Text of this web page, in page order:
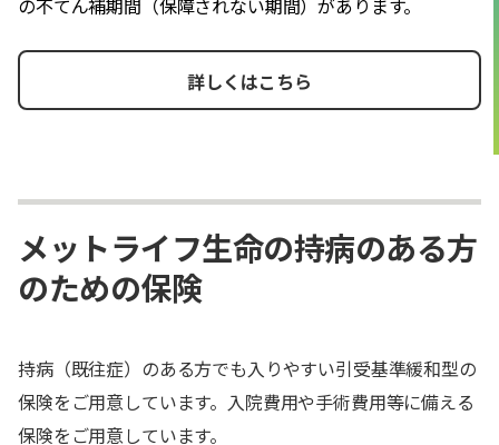
の不てん補期間（保障されない期間）があります。
詳しくはこちら
メットライフ生命の持病のある方
のための保険
持病（既往症）のある方でも入りやすい引受基準緩和型の
保険をご用意しています。入院費用や手術費用等に備える
保険をご用意しています。